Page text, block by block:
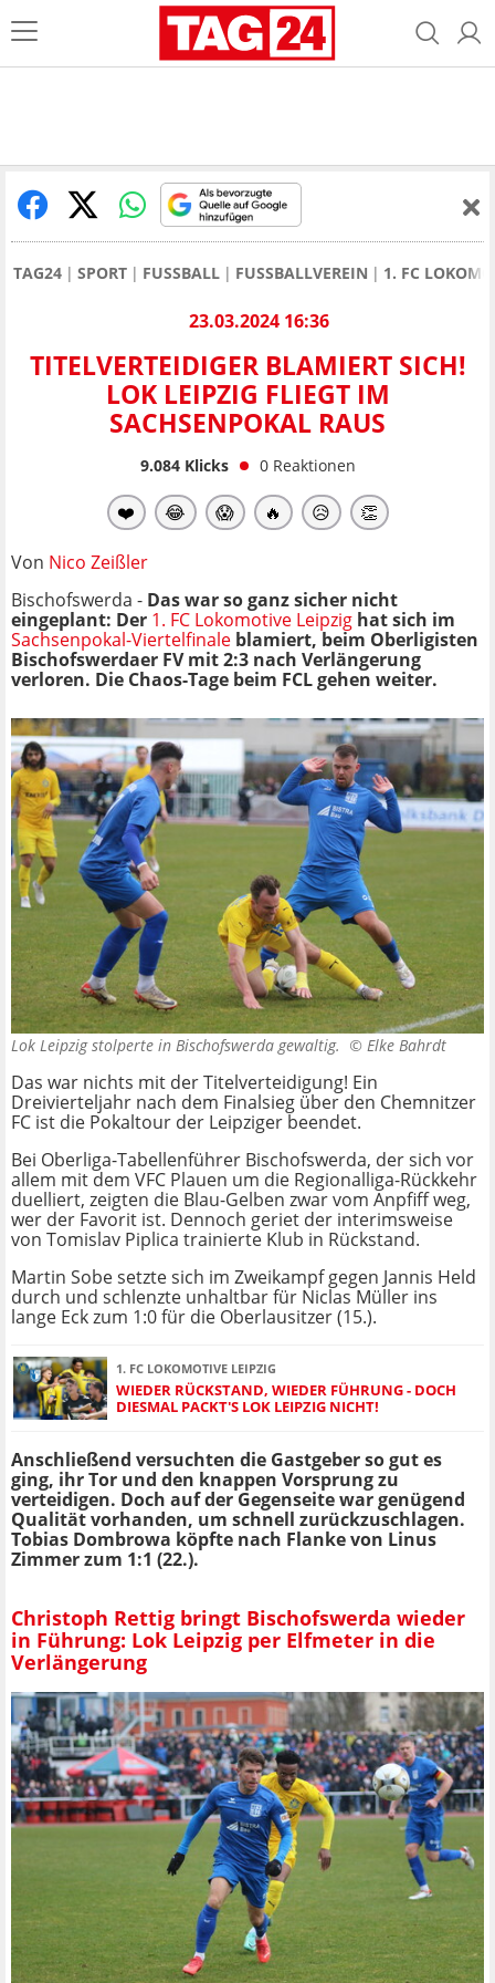
TAG24 SPORT FUSSBALL FUSSBALLVEREIN 1. FC
23.03.2024 16:36
TITELVERTEIDIGER BLAMIERT SICH!
LOK LEIPZIG FLIEGT IM
SACHSENPOKAL RAUS
9.084Klicks 0 Reaktionen
❤️ 😂 😱 🔥 😥 👏
Von Nico Zeißler
Bischofswerda - Das war so ganz sicher nicht
eingeplant: Der 1. FC Lokomotive Leipzig hat sich im
Sachsenpokal-Viertelfinale blamiert, beim Oberligisten
Bischofswerdaer FV mit 2:3 nach Verlängerung
verloren. Die Chaos-Tage beim FCL gehen weiter.
Lok Leipzig stolperte in Bischofswerda gewaltig. © Elke Bahrdt
Das war nichts mit der Titelverteidigung! Ein
Dreivierteljahr nach dem Finalsieg über den Chemnitzer
FC ist die Pokaltour der Leipziger beendet.
Bei Oberliga-Tabellenführer Bischofswerda, der sich vor
allem mit dem VFC Plauen um die Regionalliga-Rückkehr
duelliert, zeigten die Blau-Gelben zwar vom Anpfiff weg,
wer der Favorit ist. Dennoch geriet der interimsweise
von Tomislav Piplica trainierte Klub in Rückstand.
Martin Sobe setzte sich im Zweikampf gegen Jannis Held
durch und schlenzte unhaltbar für Niclas Müller ins
lange Eck zum 1:0 für die Oberlausitzer (15.).
1. FC LOKOMOTIVE LEIPZIG
WIEDER RÜCKSTAND, WIEDER FÜHRUNG - DOCH
DIESMAL PACKT'S LOK LEIPZIG NICHT!
Anschließend versuchten die Gastgeber so gut es
ging, ihr Tor und den knappen Vorsprung zu
verteidigen. Doch auf der Gegenseite war genügend
Qualität vorhanden, um schnell zurückzuschlagen.
Tobias Dombrowa köpfte nach Flanke von Linus
Zimmer zum 1:1 (22.).
Christoph Rettig bringt Bischofswerda wieder
in Führung: Lok Leipzig per Elfmeter in die
Verlängerung